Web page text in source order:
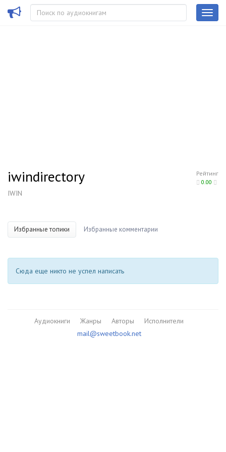
Рейтинг
0.00
iwindirectory
IWIN
Избранные топики Избранные комментарии
Сюда еще никто не успел написать
Аудиокниги Жанры Авторы
Исполнители
mail@sweetbook.net